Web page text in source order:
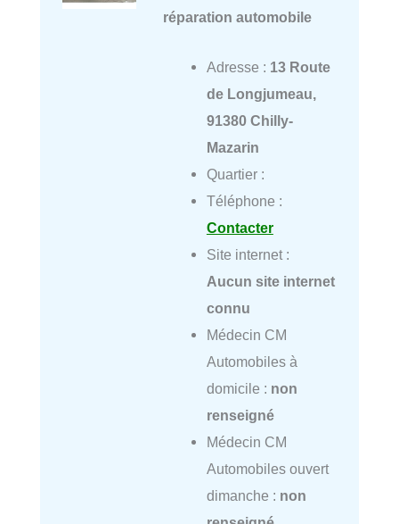
réparation automobile
Adresse : 13 Route
de Longjumeau,
91380 Chilly-
Mazarin
Quartier :
Téléphone :
Contacter
Site internet :
Aucun site internet
connu
Médecin CM
Automobiles à
domicile : non
renseigné
Médecin CM
Automobiles ouvert
dimanche : non